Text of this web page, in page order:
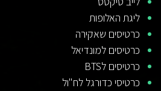
ליגת האלופות
כרטיסים שאקירה
כרטיסים למונדיאל
כרטיסים לBTS
כרטיסי כדורגל לח"ול